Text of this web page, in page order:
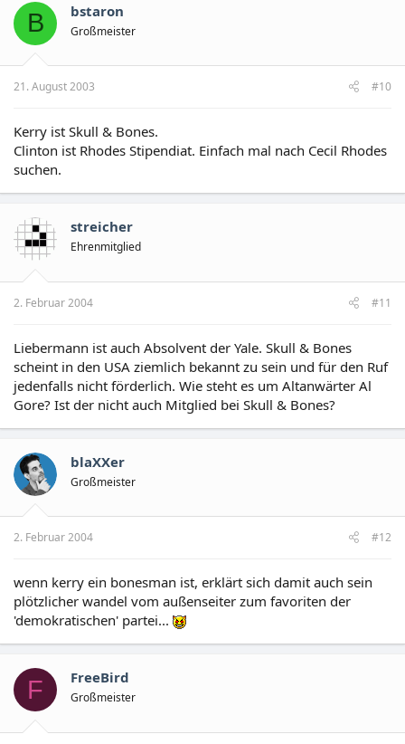
B bstaron
Großmeister
21. August 2003 #10
Kerry ist Skull & Bones.
Clinton ist Rhodes Stipendiat. Einfach mal nach Cecil Rhodes
suchen.
streicher
Ehrenmitglied
2. Februar 2004 #11
Liebermann ist auch Absolvent der Yale. Skull & Bones
scheint in den USA ziemlich bekannt zu sein und für den Ruf
jedenfalls nicht förderlich. Wie steht es um Altanwärter Al
Gore? Ist der nicht auch Mitglied bei Skull & Bones?
blaXXer
Großmeister
2. Februar 2004 #12
wenn kerry ein bonesman ist, erklärt sich damit auch sein
plötzlicher wandel vom außenseiter zum favoriten der
'demokratischen' partei...
F FreeBird
Großmeister